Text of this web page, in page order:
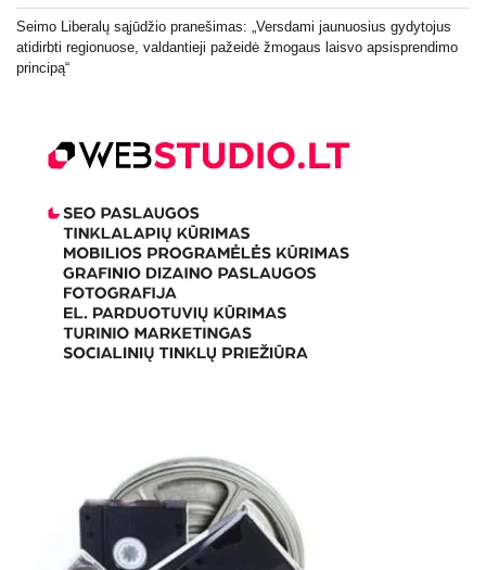
Seimo Liberalų sąjūdžio pranešimas: „Versdami jaunuosius gydytojus
atidirbti regionuose, valdantieji pažeidė žmogaus laisvo apsisprendimo
principą“